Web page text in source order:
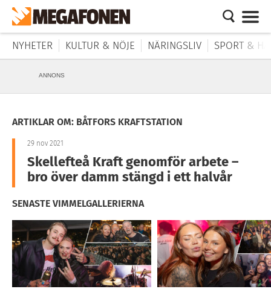
NYHETER KULTUR & NÖJE NÄRINGSLIV SPORT &
ANNONS
ARTIKLAR OM: BÅTFORS KRAFTSTATION
29 nov 2021
Skellefteå Kraft genomför arbete –
bro över damm stängd i ett halvår
SENASTE VIMMELGALLERIERNA